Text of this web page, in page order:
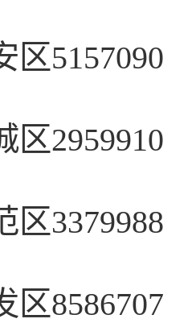
区5157090
区2959910
区3379988
区8586707